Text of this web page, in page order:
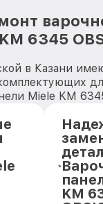
6345
в Казани
Miele KM
KM